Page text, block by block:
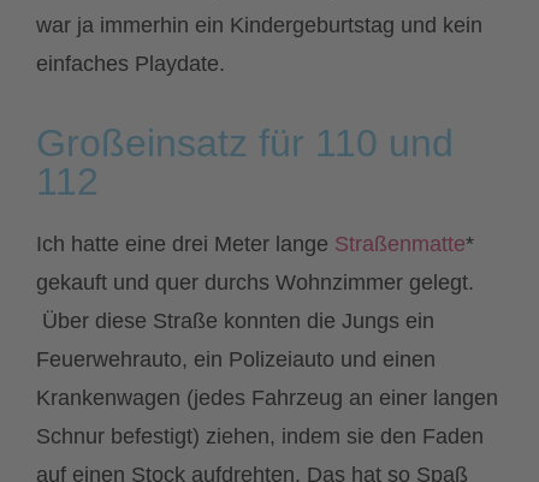
war ja immerhin ein Kindergeburtstag und kein
einfaches Playdate.
Großeinsatz für 110 und
112
Ich hatte eine drei Meter lange Straßenmatte*
gekauft und quer durchs Wohnzimmer gelegt.
Über diese Straße konnten die Jungs ein
Feuerwehrauto, ein Polizeiauto und einen
Krankenwagen (jedes Fahrzeug an einer langen
Schnur befestigt) ziehen, indem sie den Faden
auf einen Stock aufdrehten. Das hat so Spaß